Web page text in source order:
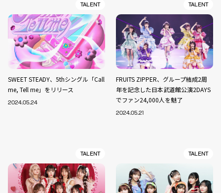
TALENT
SWEET STEADY、5thシングル「Call
me, Tell me」をリリース
2024.05.24
TALENT
FRUITS ZIPPER、グループ結成2周
年を記念した日本武道館公演2DAYS
でファン24,000人を魅了
2024.05.21
TALENT TALENT